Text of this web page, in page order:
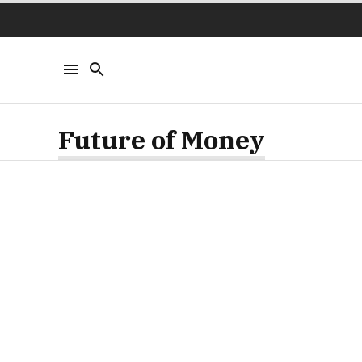
Future of Money